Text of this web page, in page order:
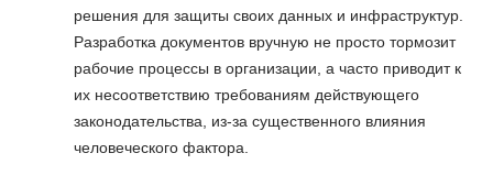
решения для защиты своих данных и инфраструктур.
Разработка документов вручную не просто тормозит
рабочие процессы в организации, а часто приводит к
их несоответствию требованиям действующего
законодательства, из-за существенного влияния
человеческого фактора.